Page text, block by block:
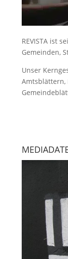
REVISTA ist
Gemeinden,
Unser